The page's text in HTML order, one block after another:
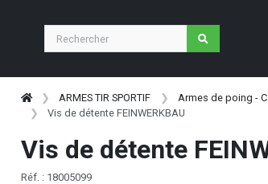
ARMES TIR SPORTIF Armes de poing -
Vis de détente FEINWERKBAU
Vis de détente
Réf. : 18005099